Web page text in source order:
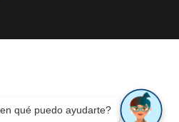
qué puedo ayudarte?